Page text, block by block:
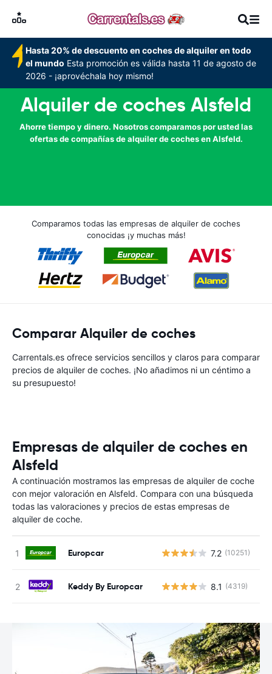
Hasta 20% de descuento en coches de alquiler en todo
el mundo Esta promoción es válida hasta 11 de agosto de
2026 - ¡aprovéchala hoy mismo!
Alquiler de coches Alsfeld
Ahorre tiempo y dinero. Nosotros comparamos por usted las
ofertas de compañías de alquiler de coches en Alsfeld.
Comparamos todas las empresas de alquiler de coches
conocidas ¡y muchas más!
Comparar Alquiler de coches
Carrentals.es ofrece servicios sencillos y claros para comparar
precios de alquiler de coches. ¡No añadimos ni un céntimo a
su presupuesto!
Empresas de alquiler de coches en
Alsfeld
A continuación mostramos las empresas de alquiler de coche
con mejor valoración en Alsfeld. Compara con una búsqueda
todas las valoraciones y precios de estas empresas de
alquiler de coche.
Europcar 7.2 (10251)
Keddy By Europcar 8.1 (4319)